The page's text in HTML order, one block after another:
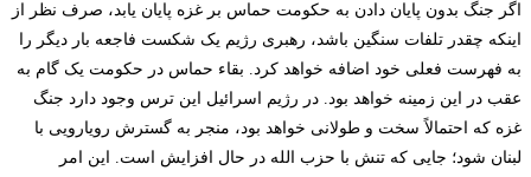
اگر جنگ بدون پایان دادن به حکومت حماس بر غزه پایان یابد، صرف نظر از
اینکه چقدر تلفات سنگین باشد، رهبری رژیم یک شکست فاجعه بار دیگر را
به فهرست فعلی خود اضافه خواهد کرد. بقاء حماس در حکومت یک گام به
عقب در این زمینه خواهد بود. در رژیم اسرائیل این ترس وجود دارد جنگ
غزه که احتمالاً سخت و طولانی خواهد بود، منجر به گسترش رویارویی با
لبنان شود؛ جایی که تنش با حزب الله در حال افزایش است. این امر